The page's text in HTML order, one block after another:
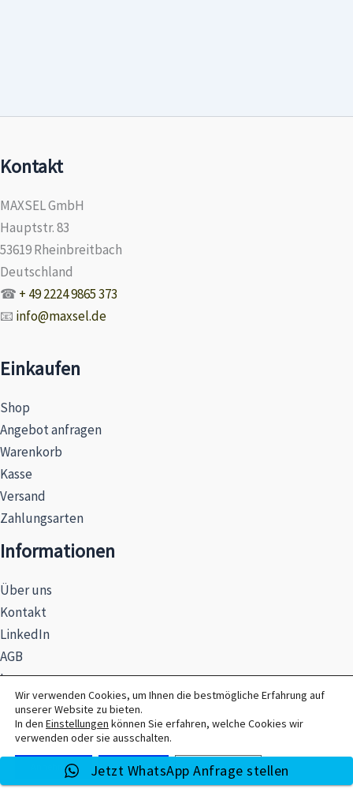
Kontakt
MAXSEL GmbH
Hauptstr. 83
53619 Rheinbreitbach
Deutschland
☎ + 49 2224 9865 373
📧 info@maxsel.de
Einkaufen
Shop
Angebot anfragen
Warenkorb
Kasse
Versand
Zahlungsarten
Informationen
Über uns
Kontakt
LinkedIn
AGB
Impressum
Datenschutzerklärung
Hinweise zur Batterieentsorgung
Wir verwenden Cookies, um Ihnen die bestmögliche Erfahrung auf
unserer Website zu bieten.
In den Einstellungen können Sie erfahren, welche Cookies wir
verwenden oder sie ausschalten.
Annehmen Ablehnen Einstellungen
Jetzt WhatsApp Anfrage stellen